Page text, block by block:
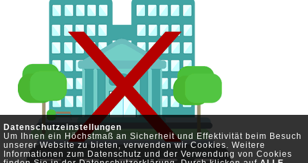
Datenschutzeinstellungen
Um Ihnen ein Höchstmaß an Sicherheit und Effektivität beim Besuch
unserer Website zu bieten, verwenden wir Cookies. Weitere
Informationen zum Datenschutz und der Verwendung von Cookies